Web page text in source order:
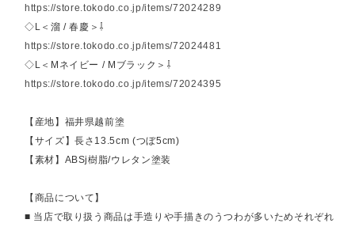
https://store.tokodo.co.jp/items/72024289
◇L＜溜 / 春慶＞⇩
https://store.tokodo.co.jp/items/72024481
◇L＜Mネイビー / Mブラック＞⇩
https://store.tokodo.co.jp/items/72024395
【産地】福井県越前塗
【サイズ】長さ13.5cm (つぼ5cm)
【素材】ABSj樹脂/ウレタン塗装
【商品について】
■ 当店で取り扱う商品は手造りや手描きのうつわが多いためそれぞれ